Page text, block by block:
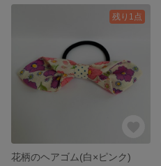
残り1点
花柄のヘアゴム(白×ピンク)